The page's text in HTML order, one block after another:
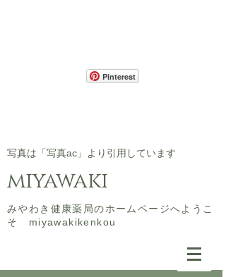
Pinterest
​写真は「写真ac」より引用しています
miyawaki
​みやわき健康薬局のホームページへようこ
そ miyawakikenkou